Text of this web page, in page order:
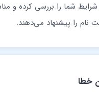
شرایط شما را بررسی کرده و
نام را پیشنهاد می‌دهند.
خطا